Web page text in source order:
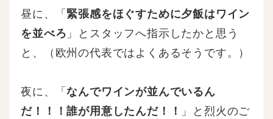
昼に、「緊張感をほぐすために夕飯はワイン
を並べろ 」とスタッフへ指示したかと思う
と、（欧州の代表ではよくあるそうです。）
夜に、「なんでワインが並んでいるん
だ！！！誰が用意したんだ！！ 」と烈火のご